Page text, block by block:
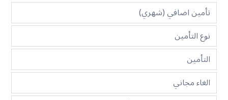
تأمين اضافي (شهري)
نوع التأمين
التأمين
الغاء مجاني